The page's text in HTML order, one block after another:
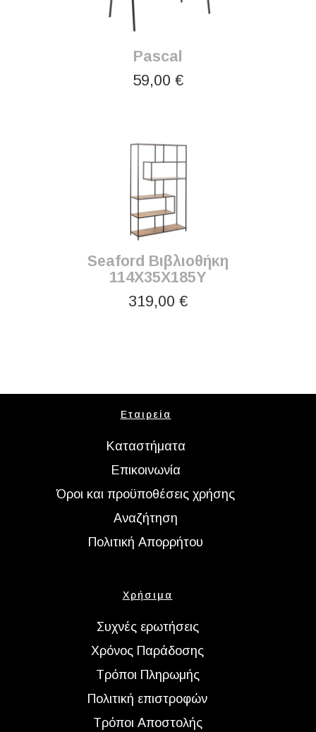
Pascal
59,00 €
Seaford Βιβλιοθήκη
114X35X185Y
319,00 €
Εταιρεία
Καταστήματα
Επικοινωνία
Όροι και προϋποθέσεις χρήσης
Αναζήτηση
Πολιτική Απορρήτου
Χρήσιμα
Συχνές ερωτήσεις
Χρόνος Παράδοσης
Τρόποι Πληρωμής
Πολιτική επιστροφών
Τρόποι Αποστολής